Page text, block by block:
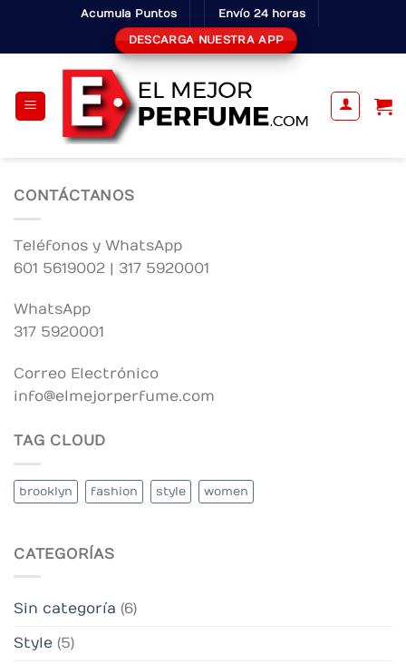
content
Acumula Puntos Envío 24 horas
DESCARGA NUESTRA APP
CONTÁCTANOS
Teléfonos y WhatsApp
601 5619002 | 317 5920001
WhatsApp
317 5920001
Correo Electrónico
info@elmejorperfume.com
TAG CLOUD
brooklyn fashion style women
CATEGORÍAS
Sin categoría (6)
Style (5)